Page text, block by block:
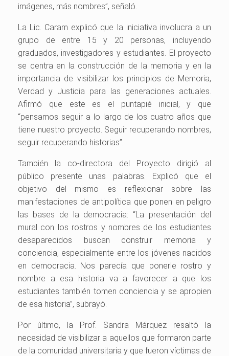
imágenes, más nombres”, señaló.
La Lic. Caram explicó que la iniciativa involucra a un
grupo de entre 15 y 20 personas, incluyendo
graduados, investigadores y estudiantes. El proyecto
se centra en la construcción de la memoria y en la
importancia de visibilizar los principios de Memoria,
Verdad y Justicia para las generaciones actuales.
Afirmó que este es el puntapié inicial, y que
“pensamos seguir a lo largo de los cuatro años que
tiene nuestro proyecto. Seguir recuperando nombres,
seguir recuperando historias”.
También la co-directora del Proyecto dirigió al
público presente unas palabras. Explicó que el
objetivo del mismo es reflexionar sobre las
manifestaciones de antipolítica que ponen en peligro
las bases de la democracia: “La presentación del
mural con los rostros y nombres de los estudiantes
desaparecidos buscan construir memoria y
conciencia, especialmente entre los jóvenes nacidos
en democracia. Nos parecía que ponerle rostro y
nombre a esa historia va a favorecer a que los
estudiantes también tomen conciencia y se apropien
de esa historia”, subrayó.
Por último, la Prof. Sandra Márquez resaltó la
necesidad de visibilizar a aquellos que formaron parte
de la comunidad universitaria y que fueron víctimas de